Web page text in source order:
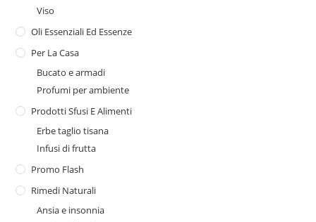
Viso
Oli Essenziali Ed Essenze
Per La Casa
Bucato e armadi
Profumi per ambiente
Prodotti Sfusi E Alimenti
Erbe taglio tisana
Infusi di frutta
Promo Flash
Rimedi Naturali
Ansia e insonnia